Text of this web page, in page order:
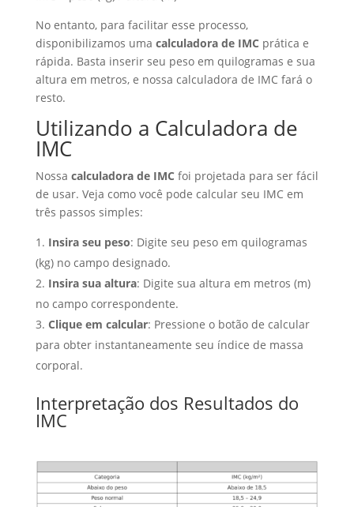
No entanto, para facilitar esse processo,
disponibilizamos uma calculadora de IMC prática e
rápida. Basta inserir seu peso em quilogramas e sua
altura em metros, e nossa calculadora de IMC fará o
resto.
Utilizando a Calculadora de
IMC
Nossa calculadora de IMC foi projetada para ser fácil
de usar. Veja como você pode calcular seu IMC em
três passos simples:
Insira seu peso: Digite seu peso em quilogramas
(kg) no campo designado.
Insira sua altura: Digite sua altura em metros (m)
no campo correspondente.
Clique em calcular: Pressione o botão de calcular
para obter instantaneamente seu índice de massa
corporal.
Interpretação dos Resultados do
IMC